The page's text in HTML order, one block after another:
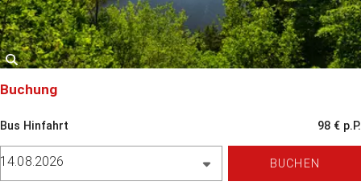
Buchung
Bus Hinfahrt 98 € p.P.
14.08.2026 BUCHEN